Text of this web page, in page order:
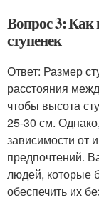
Вопрос 3: Как
ступенек
Ответ: Размер
расстояния
чтобы высота
25-30 см.
зависимости от
предпочтений.
людей, которые
обеспечить их